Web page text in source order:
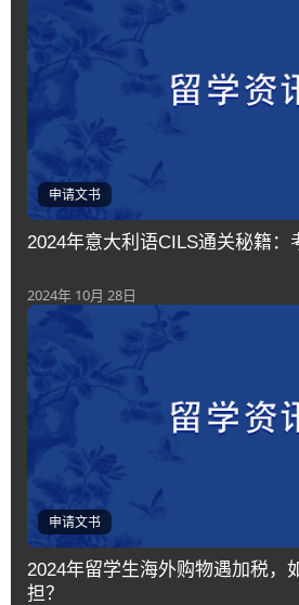
申请文书
2024年意大利语CILS通关秘籍：
2024年 10月 28日
申请文书
2024年留学生海外购物遇加税，
担？